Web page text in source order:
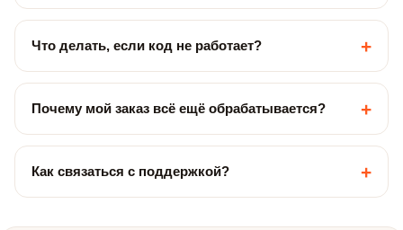
Что делать, если код не работает? +
Почему мой заказ всё ещё обрабатывается? +
Как связаться с поддержкой? +